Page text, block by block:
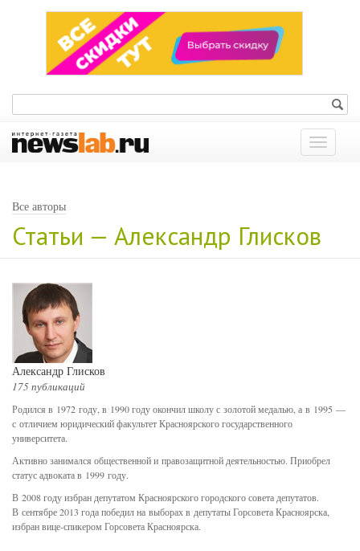
Показать
меню
Все авторы
Статьи — Александр Глисков
Александр Глисков
175 публикаций
Родился в 1972 году, в 1990 году окончил школу с золотой медалью, а в 1995 —
с отличием юридический факультет Красноярского государственного
университета.
Активно занимался общественной и правозащитной деятельностью. Приобрел
статус адвоката в 1999 году.
В 2008 году избран депутатом Красноярского городского совета депутатов.
В сентябре 2013 года победил на выборах в депутаты Горсовета Красноярска,
избран вице-спикером Горсовета Красноярска.